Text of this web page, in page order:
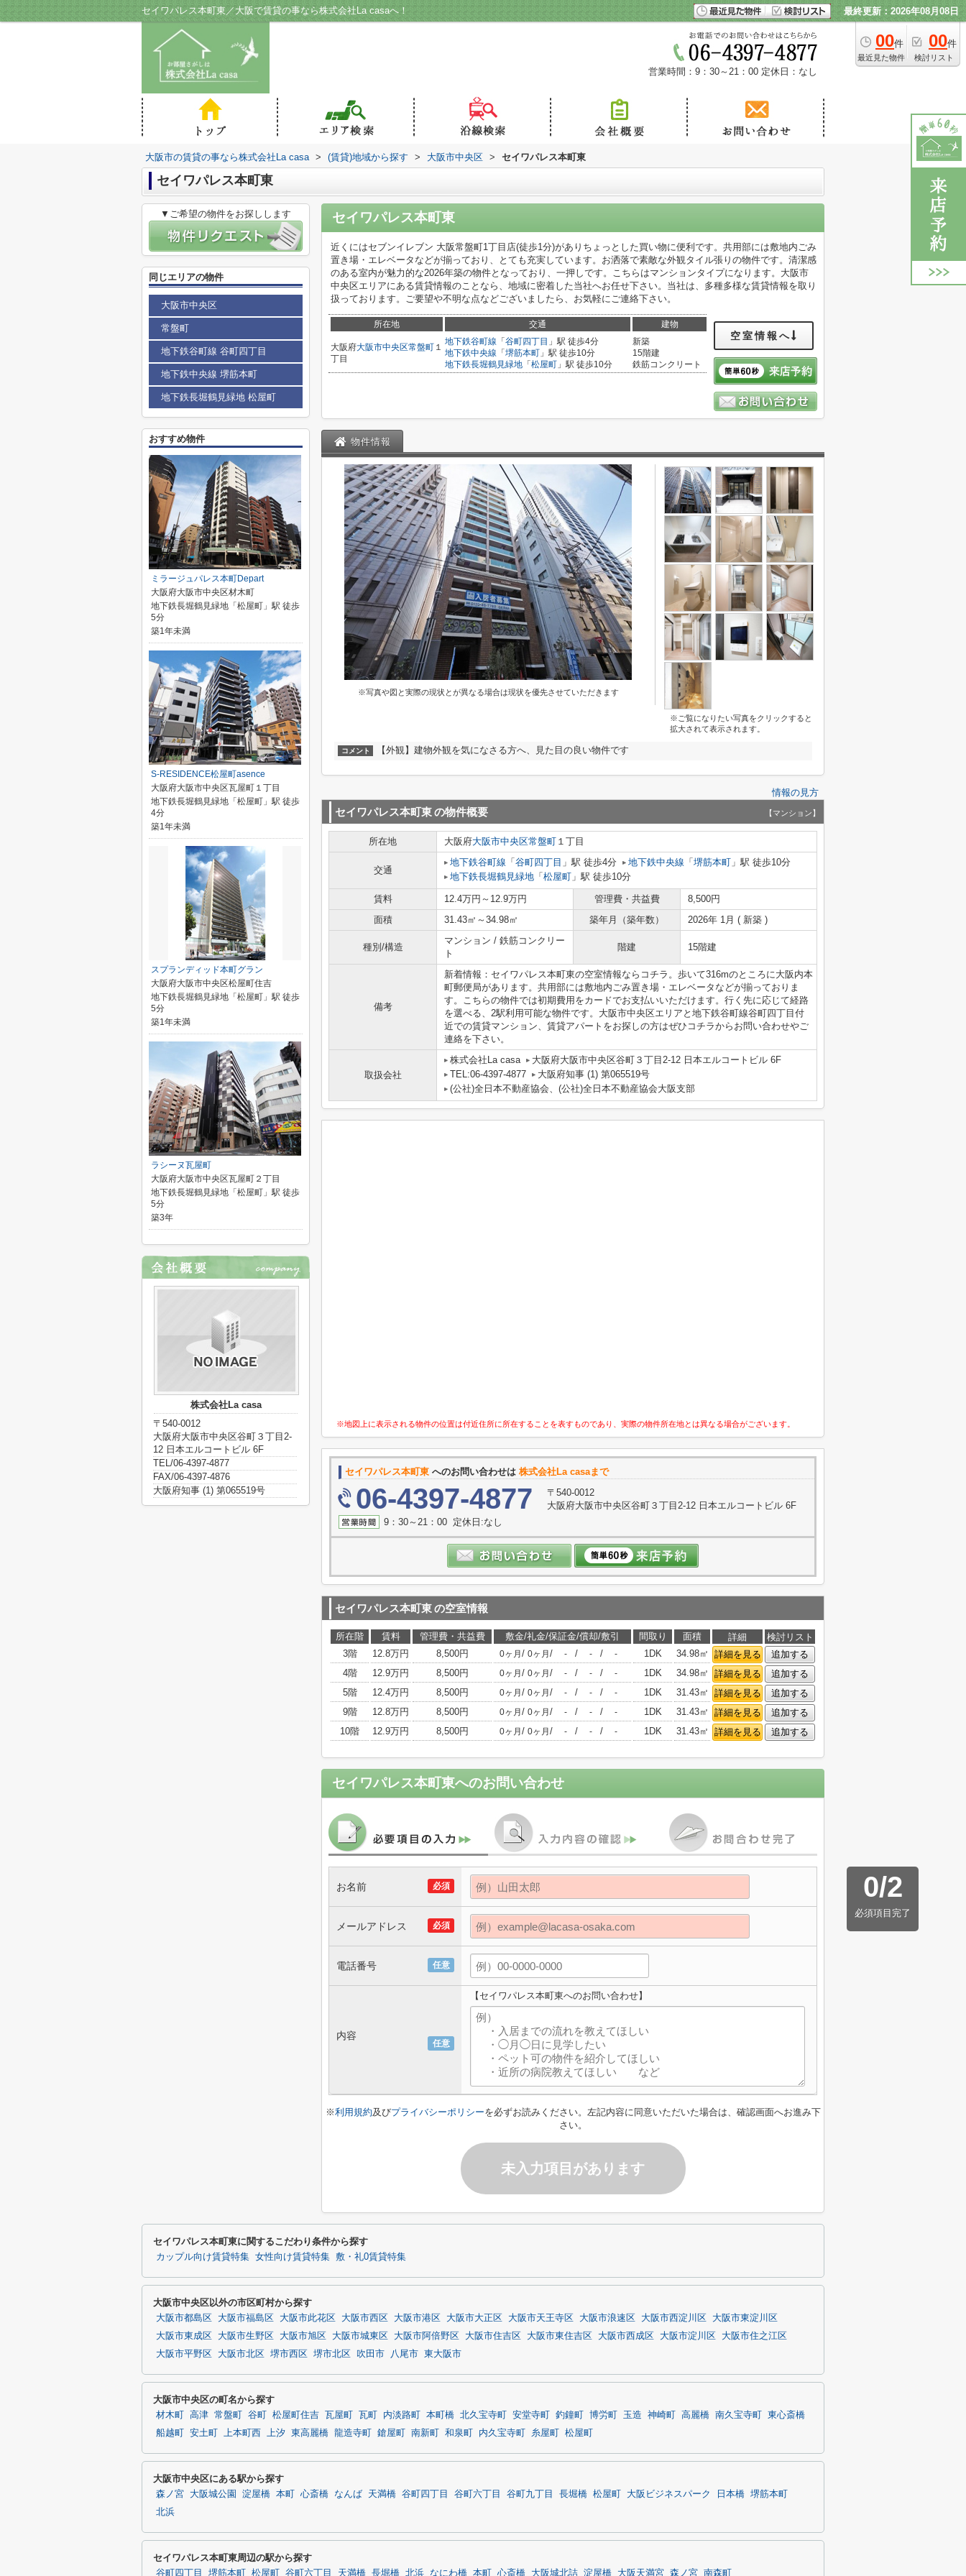
セイワパレス本町東／大阪で賃貸の事なら株式会社La casaへ！ 最終更新：2026年08月08日
00件
最近見た物件
00件
検討リスト
営業時間：9：30～21：00 定休日：なし
大阪市の賃貸の事なら株式会社La casa > (賃貸)地域から探す > 大阪市中央区 > セイワパレス本町東
セイワパレス本町東
セイワパレス本町東
近くにはセブンイレブン 大阪常盤町1丁目店(徒歩1分)がありちょっとした買い物に便利です。共用部には敷地内ごみ
置き場・エレベータなどが揃っており、とても充実しています。お洒落で素敵な外観タイル張りの物件です。清潔感
のある室内が魅力的な2026年築の物件となっており、一押しです。こちらはマンションタイプになります。大阪市
中央区エリアにある賃貸情報のことなら、地域に密着した当社へお任せ下さい。当社は、多種多様な賃貸情報を取り
扱っております。ご要望や不明な点などございましたら、お気軽にご連絡下さい。
所在地 交通 建物
大阪府大阪市中央区常盤町 １
丁目
地下鉄谷町線 「 谷町四丁目 」駅 徒歩4分
地下鉄中央線 「 堺筋本町 」駅 徒歩10分
地下鉄長堀鶴見緑地 「 松屋町 」駅 徒歩10分
新築
15階建
鉄筋コンクリート
空室情報へ
物件情報
※写真や図と実際の現状とが異なる場合は現状を優先させていただきます
※ご覧になりたい写真をクリックすると
拡大されて表示されます。
コメント 【外観】建物外観を気になさる方へ、見た目の良い物件です
情報の見方
セイワパレス本町東の物件概要 【マンション】
所在地 大阪府大阪市中央区常盤町 １丁目
交通
地下鉄谷町線 「 谷町四丁目 」駅 徒歩4分 地下鉄中央線 「 堺筋本町 」駅 徒歩10分
地下鉄長堀鶴見緑地 「 松屋町 」駅 徒歩10分
賃料 12.4万円～12.9万円 管理費・共益費
8,500円
面積
31.43㎡～34.98㎡ 築年月（築年数） 2026年 1月 ( 新築 )
種別/構造
マンション / 鉄筋コンクリー
ト
階建 15階建
備考
新着情報：セイワパレス本町東の空室情報ならコチラ。歩いて316mのところに大阪内本
町郵便局があります。共用部には敷地内ごみ置き場・エレベータなどが揃っておりま
す。こちらの物件では初期費用をカードでお支払いいただけます。行く先に応じて経路
を選べる、2駅利用可能な物件です。大阪市中央区エリアと地下鉄谷町線谷町四丁目付
近での賃貸マンション、賃貸アパートをお探しの方はぜひコチラからお問い合わせやご
連絡を下さい。
取扱会社
株式会社La casa
大阪府大阪市中央区谷町３丁目2-12 日本エルコートビル 6F
TEL:06-4397-4877
大阪府知事 (1) 第065519号
(公社)全日本不動産協会、(公社)全日本不動産協会大阪支部
※地図上に表示される物件の位置は付近住所に所在することを表すものであり、実際の物件所在地とは異なる場合がございます。
セイワパレス本町東 へのお問い合わせは 株式会社La casaまで
06-4397-4877
〒540-0012
大阪府大阪市中央区谷町３丁目2-12 日本エルコートビル 6F
9：30～21：00 定休日:なし
セイワパレス本町東の空室情報
所在階 賃料 管理費・共益費 敷金/礼金/保証金/償却/敷引 間取り 面積 詳細
検討リスト
3階
12.8万円 8,500円 0ヶ月 / 0ヶ月 / - / - / - 1DK 34.98㎡ 詳細を見る
追加する
4階
12.9万円 8,500円 0ヶ月 / 0ヶ月 / - / - / - 1DK 34.98㎡ 詳細を見る
追加する
5階
12.4万円 8,500円 0ヶ月 / 0ヶ月 / - / - / - 1DK 31.43㎡ 詳細を見る
追加する
9階
12.8万円 8,500円 0ヶ月 / 0ヶ月 / - / - / - 1DK 31.43㎡ 詳細を見る
追加する
10階
12.9万円 8,500円 0ヶ月 / 0ヶ月 / - / - / - 1DK 31.43㎡ 詳細を見る 追加する
セイワパレス本町東へのお問い合わせ
0/2
必須項目完了
必須
お名前
必須
メールアドレス
任意
電話番号
任意
内容
【セイワパレス本町東へのお問い合わせ】
※利用規約及びプライバシーポリシーを必ずお読みください。左記内容に同意いただいた場合は、確認画面へお進み下
さい。
未入力項目があります
▼ご希望の物件をお探しします
同じエリアの物件
大阪市中央区
常盤町
地下鉄谷町線 谷町四丁目
地下鉄中央線 堺筋本町
地下鉄長堀鶴見緑地 松屋町
おすすめ物件
ミラージュパレス本町Depart
大阪府大阪市中央区材木町
地下鉄長堀鶴見緑地「松屋町」駅 徒歩
5分
築1年未満
S-RESIDENCE松屋町asence
大阪府大阪市中央区瓦屋町１丁目
地下鉄長堀鶴見緑地「松屋町」駅 徒歩
4分
築1年未満
スプランディッド本町グラン
大阪府大阪市中央区松屋町住吉
地下鉄長堀鶴見緑地「松屋町」駅 徒歩
5分
築1年未満
ラシーヌ瓦屋町
大阪府大阪市中央区瓦屋町２丁目
地下鉄長堀鶴見緑地「松屋町」駅 徒歩
5分
築3年
株式会社La casa
〒540-0012
大阪府大阪市中央区谷町３丁目2-
12 日本エルコートビル 6F
TEL/06-4397-4877
FAX/06-4397-4876
大阪府知事 (1) 第065519号
セイワパレス本町東に関するこだわり条件から探す
カップル向け賃貸特集 女性向け賃貸特集 敷・礼0賃貸特集
大阪市中央区以外の市区町村から探す
大阪市都島区 大阪市福島区 大阪市此花区 大阪市西区 大阪市港区 大阪市大正区 大阪市天王寺区 大阪市浪速区 大阪市西淀川区
大阪市東淀川区
大阪市東成区
大阪市生野区 大阪市旭区 大阪市城東区 大阪市阿倍野区 大阪市住吉区 大阪市東住吉区 大阪市西成区 大阪市淀川区
大阪市住之江区
大阪市平野区
大阪市北区 堺市西区 堺市北区 吹田市 八尾市 東大阪市
大阪市中央区の町名から探す
材木町 高津 常盤町 谷町 松屋町住吉 瓦屋町 瓦町 内淡路町 本町橋 北久宝寺町 安堂寺町 釣鐘町 博労町 玉造 神崎町 高麗橋 南久宝寺町
東心斎橋
船越町
安土町 上本町西 上汐 東高麗橋 龍造寺町 鎗屋町 南新町 和泉町 内久宝寺町 糸屋町 松屋町
大阪市中央区にある駅から探す
森ノ宮 大阪城公園 淀屋橋 本町 心斎橋 なんば 天満橋 谷町四丁目 谷町六丁目 谷町九丁目 長堀橋 松屋町 大阪ビジネスパーク 日本橋 堺筋本町
北浜
セイワパレス本町東周辺の駅から探す
谷町四丁目 堺筋本町 松屋町 谷町六丁目 天満橋 長堀橋 北浜 なにわ橋 本町 心斎橋 大阪城北詰 淀屋橋 大阪天満宮 森ノ宮 南森町